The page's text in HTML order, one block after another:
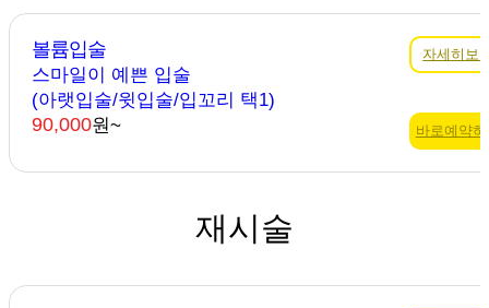
볼륨입술
스마일이 예쁜 입술
(아랫입술/윗입술/입꼬리 택1)
자세히보
90,000원~ 바로예약
재시술